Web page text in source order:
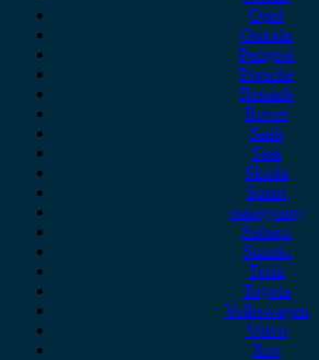
Opel
Omoda
Peugeot
Porsche
Renault
Rover
Saab
Seat
Skoda
Smart
ssangyong
Subaru
Suzuki
Tesla
Toyota
Volkswagen
Volvo
Xev